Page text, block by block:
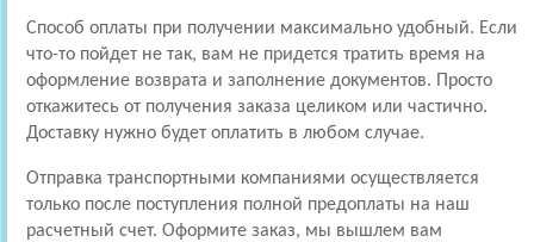
Способ оплаты при получении максимально удобный. Если
что-то пойдет не так, вам не придется тратить время на
оформление возврата и заполнение документов. Просто
откажитесь от получения заказа целиком или частично.
Доставку нужно будет оплатить в любом случае.
Отправка транспортными компаниями осуществляется
только после поступления полной предоплаты на наш
расчетный счет. Оформите заказ, мы вышлем вам